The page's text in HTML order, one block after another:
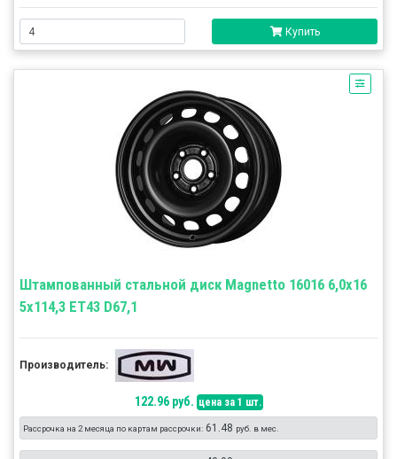
Купить
Штампованный стальной диск Magnetto 16016 6,0x16
5x114,3 ET43 D67,1
Производитель:
122.96 руб. цена за 1 шт.
Рассрочка на 2 месяца по картам рассрочки: 61.48 руб. в мес.